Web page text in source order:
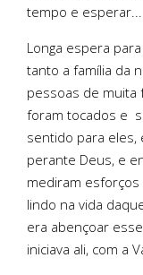
tempo e esperar...
Longa espera
tanto a família da
pessoas de muita
foram tocados e
sentido para eles,
perante Deus, e
mediram
lindo na vida
era abençoar
iniciava ali, com a